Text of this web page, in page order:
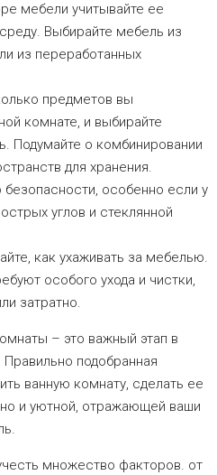
мебели учитывайте ее
Выбирайте мебель из
из переработанных
предметов вы
комнате, и выбирайте
Подумайте о комбинировании
для хранения.
особенно если у
углов и стеклянной
как ухаживать за мебелью.
особого ухода и чистки,
затратно.
– это важный этап в
подобранная
ванную комнату, сделать ее
и уютной, отражающей ваши
множество факторов. от